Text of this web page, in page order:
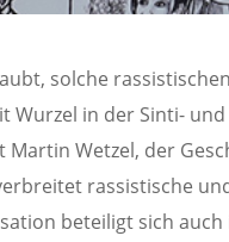
solche
Wurzel in der Sinti-
Martin Wetzel, der
rassistische
beteiligt sich